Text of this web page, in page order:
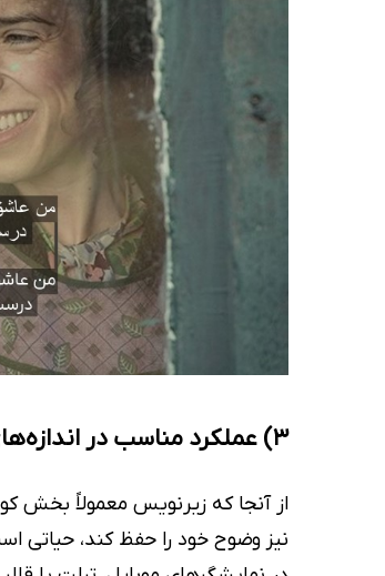
3) عملکرد مناسب در اندازه‌های کوچک
از آنجا که زیرنویس معمولاً بخش
نیز وضوح خود را حفظ کند، حیاتی